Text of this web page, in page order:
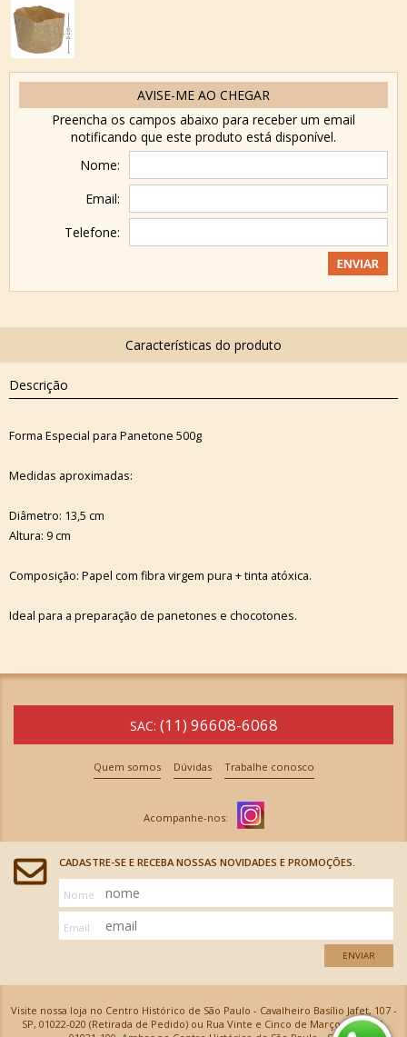
AVISE-ME AO CHEGAR
Preencha os campos abaixo para receber um email
notificando que este produto está disponível.
Nome:
Email:
Telefone:
Descrição
Forma Especial para Panetone 500g
Medidas aproximadas:
Diâmetro: 13,5 cm
Altura: 9 cm
Composição: Papel com fibra virgem pura + tinta atóxica.
Ideal para a preparação de panetones e chocotones.
SAC: (11) 96608-6068
Quem somos Dúvidas Trabalhe conosco
CADASTRE-SE E RECEBA NOSSAS NOVIDADES E PROMOÇÕES.
Nome
Email
ENVIAR
Visite nossa loja no Centro Histórico de São Paulo - Cavalheiro Basílio Jafet, 107 -
SP, 01022-020 (Retirada de Pedido) ou Rua Vinte e Cinco de Março, 576 - SP,